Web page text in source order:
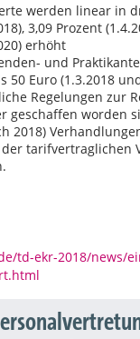
werden linear in
3,09 Prozent
erhöht
und
50 Euro (1.3.2018
Regelungen zur
geschaffen worden
2018)
tarifvertraglichen
td-ekr-2018/news/